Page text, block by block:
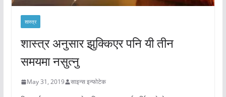
शास्त्र
शास्त्र अनुसार झुक्किएर पनि यी तीन
समयमा नसुत्नु
May 31, 2019 साइन्स इन्फोटेक